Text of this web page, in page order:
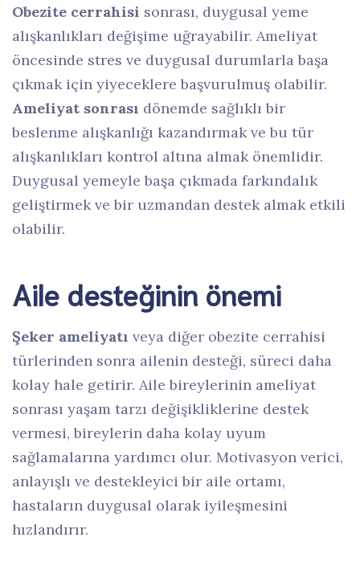
Obezite cerrahisi sonrası, duygusal yeme
alışkanlıkları değişime uğrayabilir. Ameliyat
öncesinde stres ve duygusal durumlarla başa
çıkmak için yiyeceklere başvurulmuş olabilir.
Ameliyat sonrası dönemde sağlıklı bir
beslenme alışkanlığı kazandırmak ve bu tür
alışkanlıkları kontrol altına almak önemlidir.
Duygusal yemeyle başa çıkmada farkındalık
geliştirmek ve bir uzmandan destek almak etkili
olabilir.
Aile desteğinin önemi
Şeker ameliyatı veya diğer obezite cerrahisi
türlerinden sonra ailenin desteği, süreci daha
kolay hale getirir. Aile bireylerinin ameliyat
sonrası yaşam tarzı değişikliklerine destek
vermesi, bireylerin daha kolay uyum
sağlamalarına yardımcı olur. Motivasyon verici,
anlayışlı ve destekleyici bir aile ortamı,
hastaların duygusal olarak iyileşmesini
hızlandırır.